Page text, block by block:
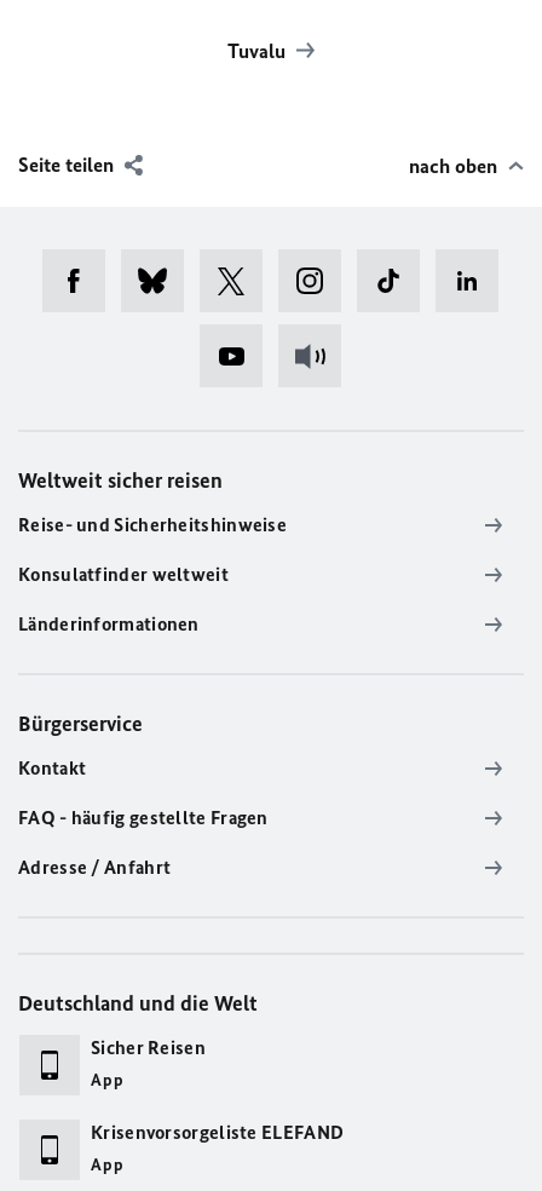
Tuvalu
Seite teilen nach oben
Weltweit sicher reisen
Reise- und Sicherheitshinweise
Konsulatfinder weltweit
Länderinformationen
Bürgerservice
Kontakt
FAQ - häufig gestellte Fragen
Adresse / Anfahrt
Deutschland und die Welt
Sicher Reisen
App
Krisenvorsorgeliste ELEFAND
App